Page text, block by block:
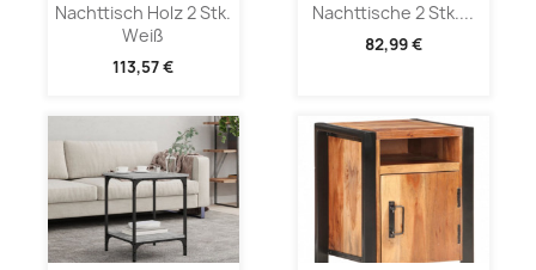
Nachttisch Holz 2 Stk.
Weiß
113,57 €
Nachttische 2 Stk....
82,99 €